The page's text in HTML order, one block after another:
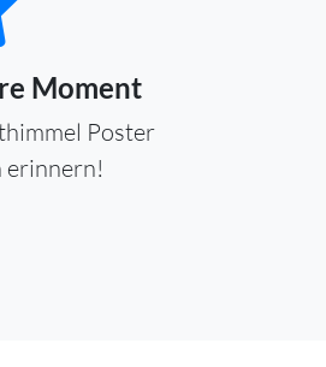
Moment
Poster
erinnern!